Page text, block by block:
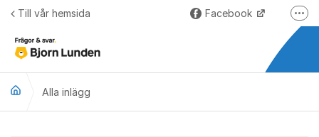
Hoppa till innehåll
Till vår hemsida Facebook
Alla inlägg